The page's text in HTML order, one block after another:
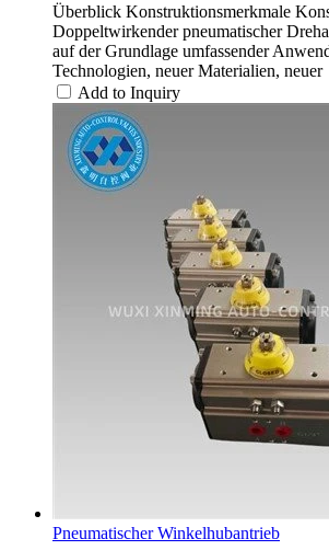
Überblick Konstruktionsmerkmale
Doppeltwirkender pneumatischer
auf der Grundlage umfassender
Technologien, neuer Materialien, neuer
Add to Inquiry
Pneumatischer Winkelhubantrieb